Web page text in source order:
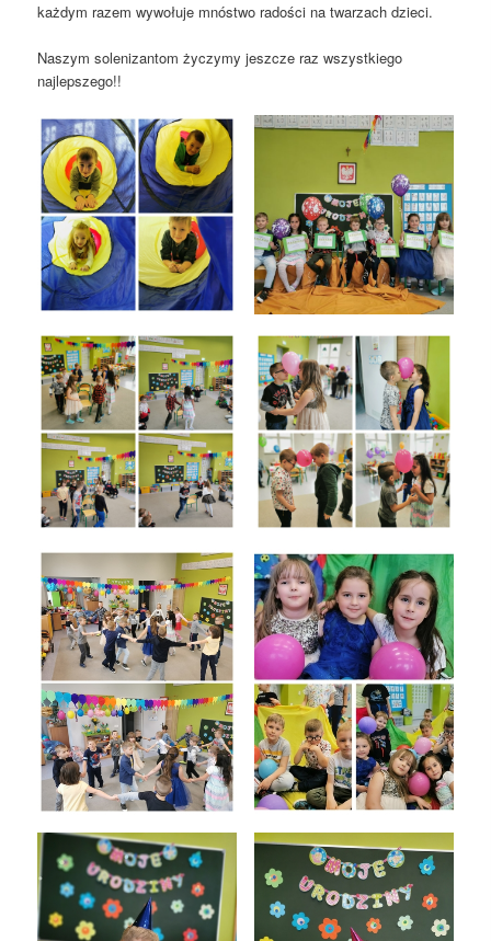
każdym razem wywołuje mnóstwo radości na twarzach dzieci.
Naszym solenizantom życzymy jeszcze raz wszystkiego
najlepszego!!